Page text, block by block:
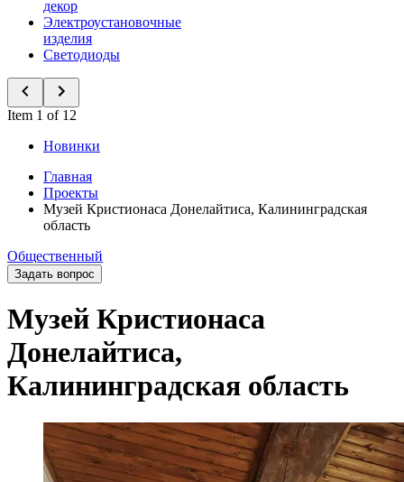
декор
Электроустановочные
изделия
Светодиоды
Item 1 of 12
Новинки
Главная
Проекты
Музей Кристионаса Донелайтиса, Калининградская
область
Общественный
Задать вопрос
Музей Кристионаса
Донелайтиса,
Калининградская область